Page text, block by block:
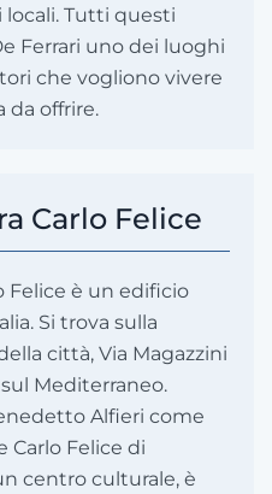
Tutti questi
Ferrari uno dei luoghi
che vogliono vivere
da offrire.
Carlo Felice
Felice è un edificio
Si trova sulla
città, Via Magazzini
Mediterraneo.
Alfieri come
Carlo Felice di
centro culturale, è